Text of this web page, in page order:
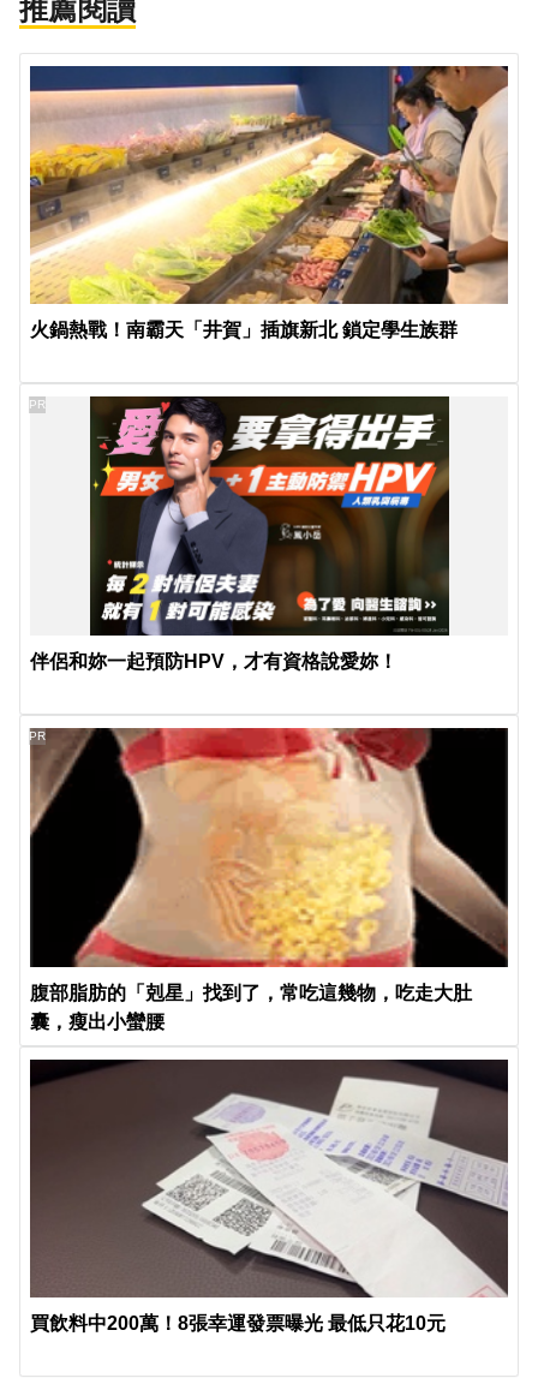
推薦閱讀
火鍋熱戰！南霸天「井賀」插旗新北 鎖定學生族群
伴侶和妳一起預防HPV，才有資格說愛妳！
PR
腹部脂肪的「剋星」找到了，常吃這幾物，吃走大肚
囊，瘦出小蠻腰
PR
買飲料中200萬！8張幸運發票曝光 最低只花10元